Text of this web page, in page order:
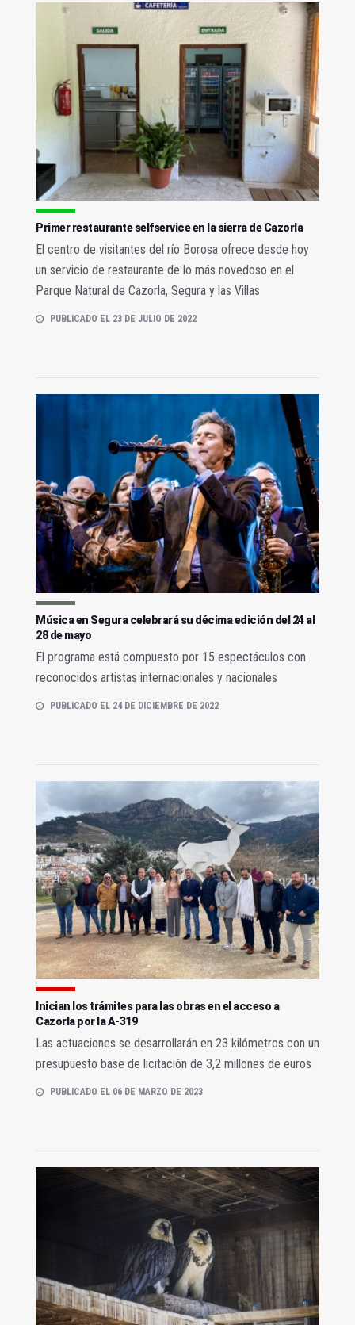
Primer restaurante selfservice en la sierra de Cazorla
El centro de visitantes del río Borosa ofrece desde hoy
un servicio de restaurante de lo más novedoso en el
Parque Natural de Cazorla, Segura y las Villas
PUBLICADO EL 23 DE JULIO DE 2022
Música en Segura celebrará su décima edición del 24 al
28 de mayo
El programa está compuesto por 15 espectáculos con
reconocidos artistas internacionales y nacionales
PUBLICADO EL 24 DE DICIEMBRE DE 2022
Inician los trámites para las obras en el acceso a
Cazorla por la A-319
Las actuaciones se desarrollarán en 23 kilómetros con un
presupuesto base de licitación de 3,2 millones de euros
PUBLICADO EL 06 DE MARZO DE 2023